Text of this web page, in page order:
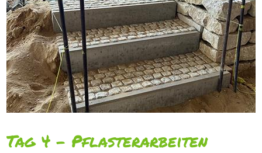
Tag 4 – Pflasterarbeiten